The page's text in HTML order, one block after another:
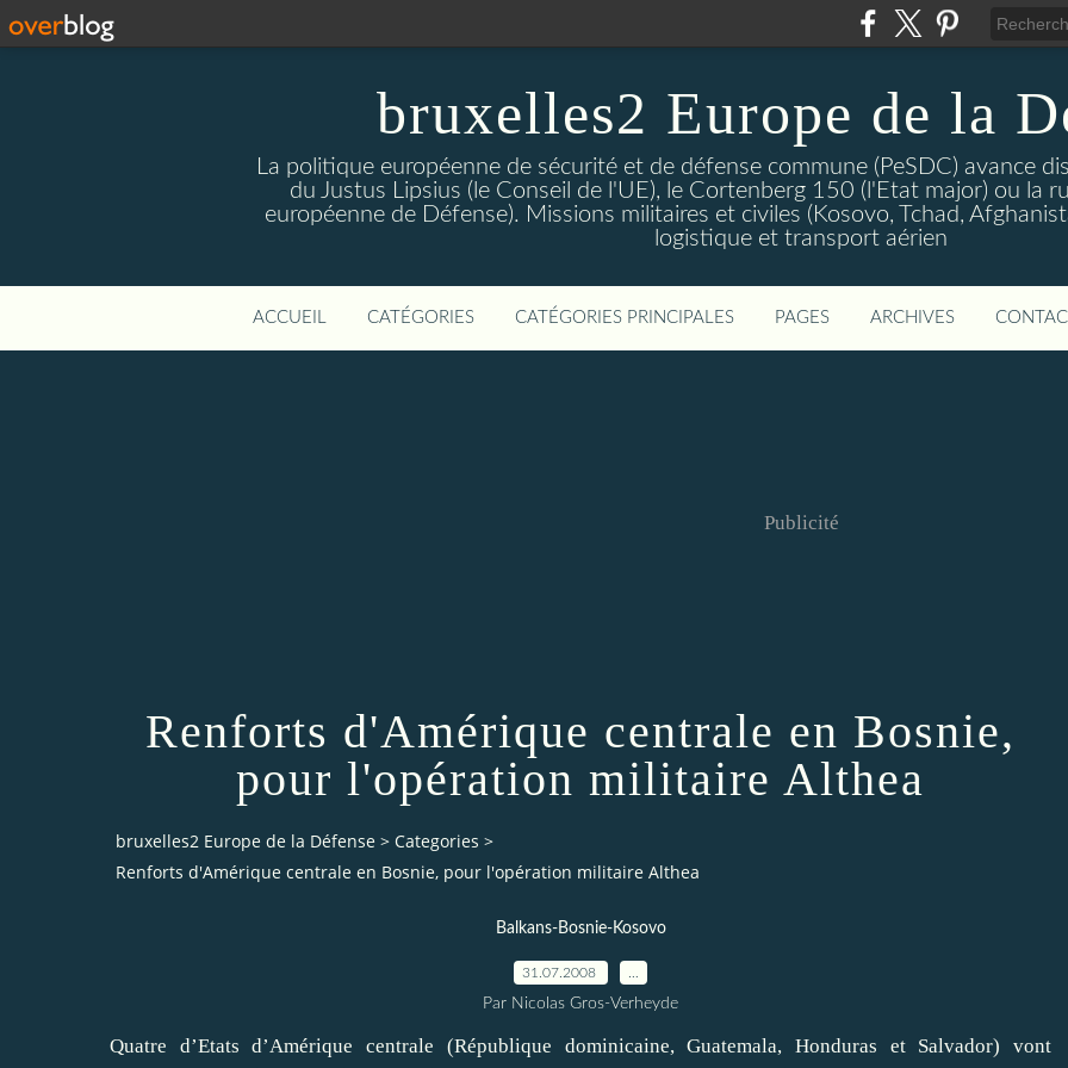
bruxelles2 Europe de la
La politique européenne de sécurité et de défense commune (PeSDC) avance
du Justus Lipsius (le Conseil de l'UE), le Cortenberg 150 (l'Etat major) ou la
européenne de Défense). Missions militaires et civiles (Kosovo, Tchad,
logistique et transport aérien
ACCUEIL CATÉGORIES CATÉGORIES PRINCIPALES PAGES ARCHIVES
Publicité
Renforts d'Amérique centrale en Bosnie,
pour l'opération militaire Althea
bruxelles2 Europe de la Défense > Categories >
Renforts d'Amérique centrale en Bosnie, pour l'opération militaire Althea
Balkans-Bosnie-Kosovo
31.07.2008
Par Nicolas Gros-Verheyde
Quatre d’Etats d’Amérique centrale (République dominicaine, Guatemala, Honduras et Salvador) vont